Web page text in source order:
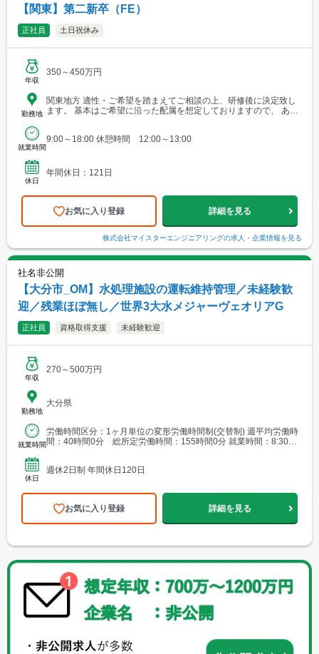
【関東】第二新卒（FE）
正社員 土日祝休み
年収
350～450万円
勤務地
関東地方 適性・ご希望を踏まえてご相談の上、研修後に決定致し
ます。 基本はご希望に沿った配属を想定しておりますので、 ある
就業時間
9:00～18:00 休憩時間 12:00～13:00
休日
年間休日：121日
お気に入り登録 詳細を見る
株式会社マイスターエンジニアリングの求人・企業情報を見る
社名非公開
【大分市_OM】水処理施設の運転維持管理／未経験歓
迎／残業ほぼ無し／世界3大水メジャーヴェオリアG
正社員 資格取得支援 未経験歓迎
年収
270～500万円
勤務地
大分県
就業時間
労働時間区分：1ヶ月単位の変形労働時間制(交替制) 週平均労働時
間：40時間0分 総所定労働時間：155時間0分 就業時間：8:30～
休日
週休2日制 年間休日120日
お気に入り登録 詳細を見る